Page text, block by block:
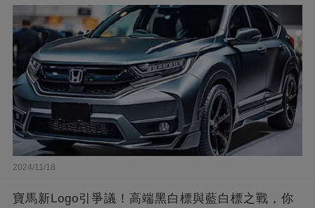
2024/11/18
寶馬新Logo引爭議！高端黑白標與藍白標之戰，你